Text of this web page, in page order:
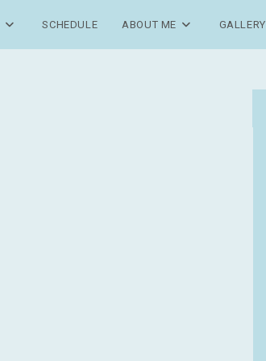
SCHEDULE ABOUT ME GALLERY